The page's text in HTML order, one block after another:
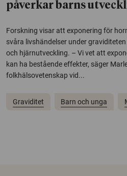
påverkar barns
Forskning visar att exponering för
svåra livshändelser under
och hjärnutveckling. – Vi vet att
kan ha bestående effekter, säger
folkhälsovetenskap vid...
Graviditet Barn och unga